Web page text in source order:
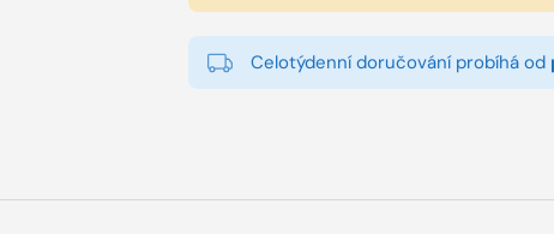
Celotýdenní doručování probíhá od